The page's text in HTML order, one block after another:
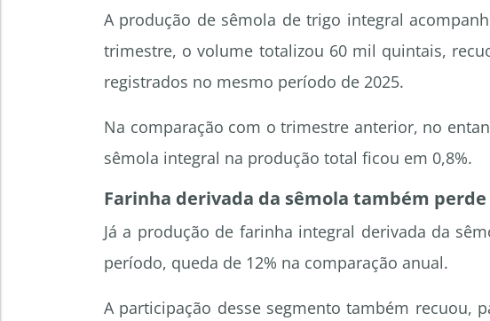
A produção de sêmola de trigo integral
trimestre, o volume totalizou 60 mil quintais,
registrados no mesmo período de 2025.
Na comparação com o trimestre anterior, no
sêmola integral na produção total ficou em 0,8%.
Farinha derivada da sêmola também perde
Já a produção de farinha integral derivada da
período, queda de 12% na comparação anual.
A participação desse segmento também recuou,